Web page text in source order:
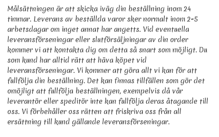
Målsättningen är att skicka iväg din beställning inom 24
timmar. Leverans av beställda varor sker normalt inom 2-5
arbetsdagar om inget annat har angetts. Vid eventuella
leveransförseningar eller slutförsäljningar av din order
kommer vi att kontakta dig om detta så snart som möjligt. Du
som kund har alltid rätt att häva köpet vid
leveransförseningar. Vi kommer att göra allt vi kan för att
fullfölja din beställning. Det kan finnas tillfällen som gör det
omöjligt att fullfölja beställningen, exempelvis då vår
leverantör eller speditör inte kan fullfölja deras åtagande till
oss. Vi förbehåller oss rätten att friskriva oss från all
ersättning till kund gällande leveransförseningar.